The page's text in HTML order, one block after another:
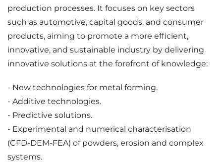
production processes. It focuses on key sectors
such as automotive, capital goods, and consumer
products, aiming to promote a more efficient,
innovative, and sustainable industry by delivering
innovative solutions at the forefront of knowledge:
- New technologies for metal forming.
- Additive technologies.
- Predictive solutions.
- Experimental and numerical characterisation
(CFD-DEM-FEA) of powders, erosion and complex
systems.